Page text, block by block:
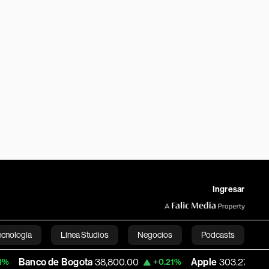
Ingresar
Línea Studios Negocios Podcasts
English
de Bogota 38,800.00 +0.21% Apple 303.27 -1.74%